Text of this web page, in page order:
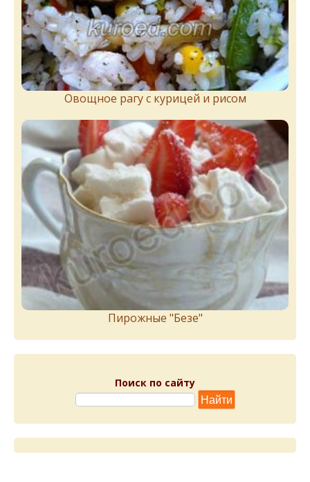
Овощное рагу с курицей и рисом
Пирожныe "Бeзe"
Поиск по сайту